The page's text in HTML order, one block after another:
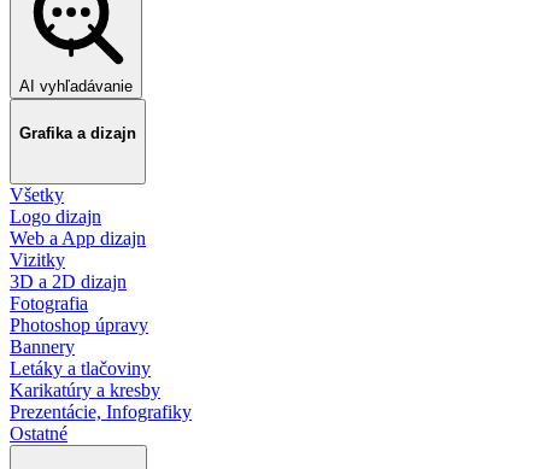
AI vyhľadávanie
Grafika a dizajn
Všetky
Logo dizajn
Web a App dizajn
Vizitky
3D a 2D dizajn
Fotografia
Photoshop úpravy
Bannery
Letáky a tlačoviny
Karikatúry a kresby
Prezentácie, Infografiky
Ostatné